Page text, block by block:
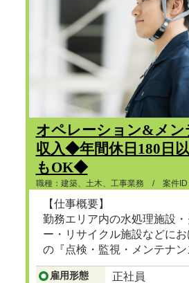
オペレーション&メ
収入◆年間休日180日
もOK◆
職種：建築、土木、工事業務 / 案件ID
【仕事概要】
勤務エリア内の水処理施設
ー・リサイクル施設などに
の『点検・監視・メンテナ
頂きます。
雇用形態 正社員